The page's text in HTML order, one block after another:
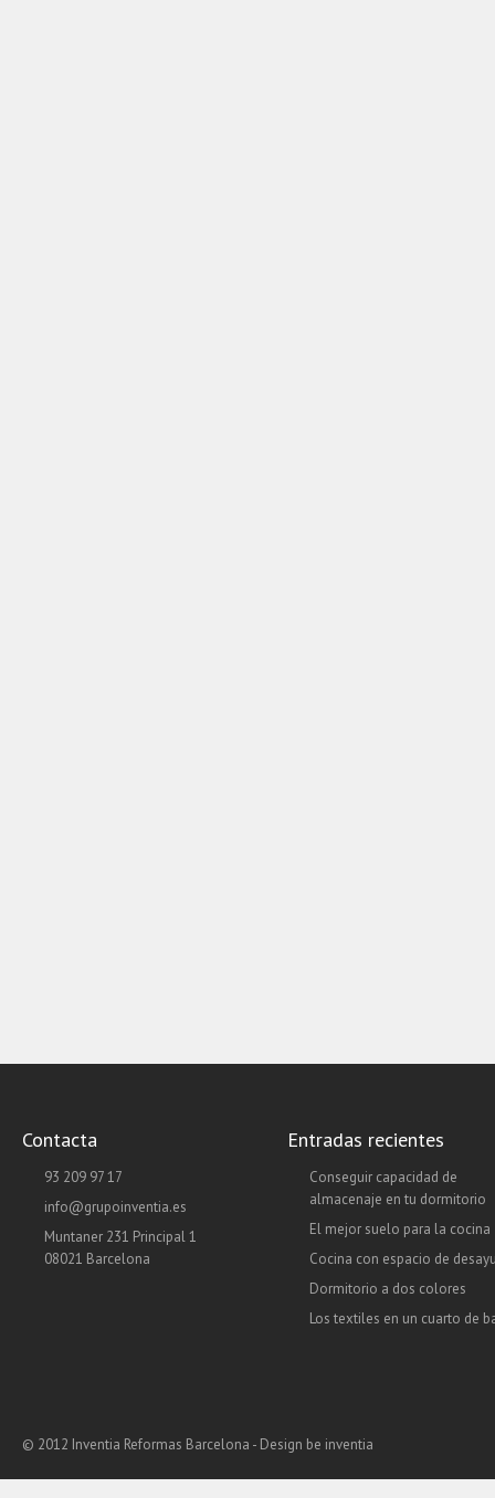
Contacta
93 209 97 17
info@grupoinventia.es
Muntaner 231 Principal 1
08021 Barcelona
Entradas recientes
Conseguir capacidad de
almacenaje en tu dormitorio
El mejor suelo para la cocina
Cocina con espacio de
Dormitorio a dos colores
Los textiles en un cuarto de
© 2012 Inventia Reformas Barcelona - Design be inventia